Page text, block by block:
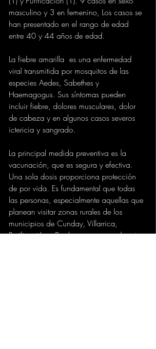
masculino y 3 en femenino, Los casos se
han presentado en el rango de edad
entre 40 y 44 años de edad.
La fiebre amarilla  es una enfermedad
viral transmitida por mosquitos de las
especies Aedes, Sabethes y
Haemagogus. Sus síntomas pueden
incluir fiebre, dolores musculares, dolor
de cabeza y en algunos casos severos
ictericia y sangrado.
La principal medida preventiva es la
vacunación, que es segura y efectiva.
Una sola dosis proporciona protección
de por vida. Es fundamental que todas
las personas, especialmente aquellas que
planean visitar zonas rurales de los
municipios de Cunday, Villarrica,
Purificación y Prado se aseguren de estar